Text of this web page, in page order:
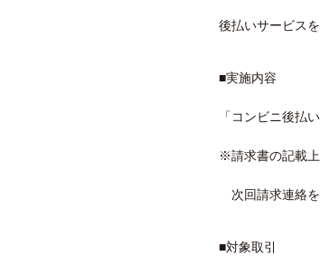
後払いサービス
■実施内容
「コンビニ後払
※請求書の記載上
次回請求連絡を
■対象取引